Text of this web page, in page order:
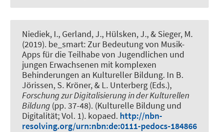
Niediek, I., Gerland, J., Hülsken, J., & Sieger, M.
(2019). be_smart: Zur Bedeutung von Musik-
Apps für die Teilhabe von Jugendlichen und
jungen Erwachsenen mit komplexen
Behinderungen an Kultureller Bildung. In B.
Jörissen, S. Kröner, & L. Unterberg (Eds.),
Forschung zur Digitalisierung in der Kulturellen
Bildung (pp. 37-48). (Kulturelle Bildung und
Digitalität; Vol. 1). kopaed. http://nbn-
resolving.org/urn:nbn:de:0111-pedocs-184866